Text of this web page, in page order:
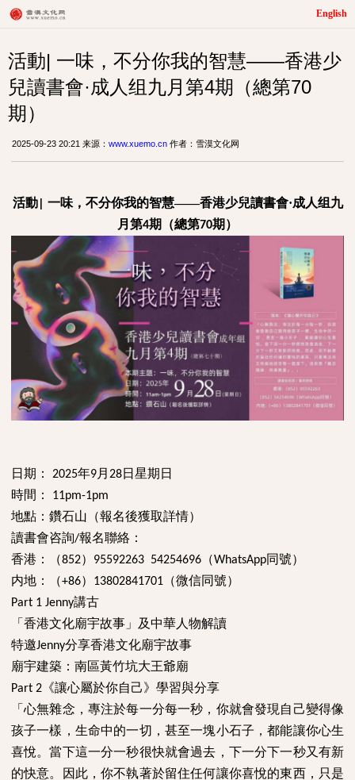
English
活動| 一味，不分你我的智慧——香港少
兒讀書會·成人组九月第4期（總第70
期）
2025-09-23 20:21 来源： www.xuemo.cn 作者：雪漠文化网
活動| 一味，不分你我的智慧——香港少兒讀書會·成人组 九
月第4期（總第70期）
日期： 2025年9月 28日星期日
時間：
11pm-1pm
地點：鑽石山（報名後獲取詳情）
讀書會咨詢/報名聯絡：
香港：（852） 95592263 54254696 （WhatsApp同號）
内地：（+86） 13802841701 （微信同號）
Part 1 Jenny講古
「香港文化廟宇故事」及中華人物解讀
特邀Jenny分享香港文化廟宇故事
廟宇建築： 南區黃竹坑大王爺廟
Part 2 《讓心屬於你自己》學習與分享
「心無雜念，專注於每一分每一秒，你就會發現自己變得像
孩子一樣，生命中的一切，甚至一塊小石子，都能讓你心生
喜悅。當下這一分一秒很快就會過去，下一分下一秒又有新
的快意。因此，你不執著於留住任何讓你喜悅的東西，只是